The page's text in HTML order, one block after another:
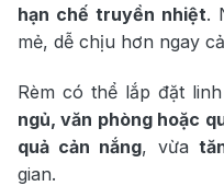
hạn chế truyền nhiệt.
mẻ, dễ chịu hơn ngay
Rèm có thể lắp đặt
ngủ, văn phòng hoặc
quả cản nắng, vừa
gian.